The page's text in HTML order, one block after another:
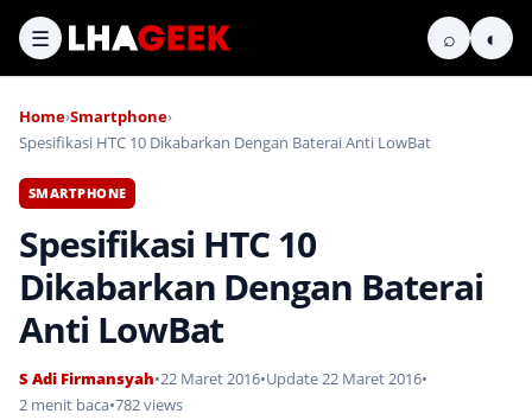
☰ ⌕ ◐
Home›Smartphone›
Spesifikasi HTC 10 Dikabarkan Dengan Baterai Anti LowBat
SMARTPHONE
Spesifikasi HTC 10
Dikabarkan Dengan Baterai
Anti LowBat
S Adi Firmansyah•22 Maret 2016•Update 22 Maret 2016•
2 menit baca•782 views